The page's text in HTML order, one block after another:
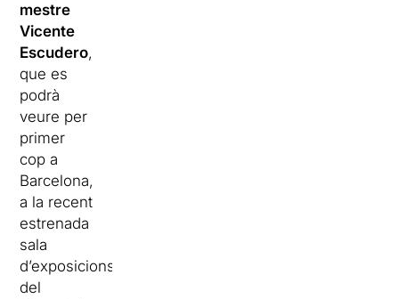
mestre
Vicente
Escudero,
que es
podrà
veure per
primer
cop a
Barcelona,
a la recent
estrenada
sala
d’exposicions
del